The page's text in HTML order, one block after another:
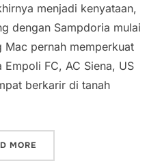
menjadi kenyataan,
dengan Sampdoria mulai
Mac pernah memperkuat
FC, AC Siena, US
berkarir di tanah
MORE